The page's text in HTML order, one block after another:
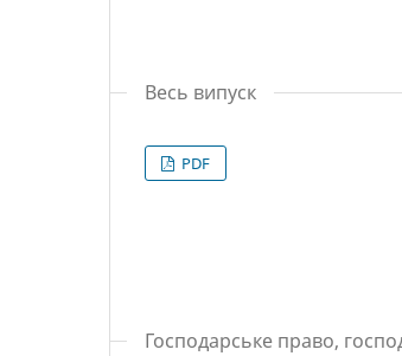
Весь випуск
PDF
Господарське право,